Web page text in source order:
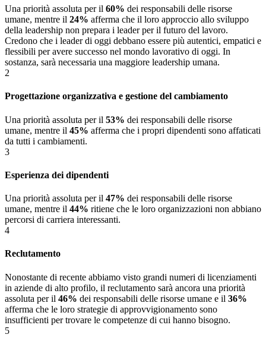
Una priorità assoluta per il 60% dei responsabili delle risorse
umane, mentre il 24% afferma che il loro approccio allo sviluppo
della leadership non prepara i leader per il futuro del lavoro.
Credono che i leader di oggi debbano essere più autentici, empatici e
flessibili per avere successo nel mondo lavorativo di oggi. In
sostanza, sarà necessaria una maggiore leadership umana.
2
Progettazione organizzativa e gestione del cambiamento
Una priorità assoluta per il 53% dei responsabili delle risorse
umane, mentre il 45% afferma che i propri dipendenti sono affaticati
da tutti i cambiamenti.
3
Esperienza dei dipendenti
Una priorità assoluta per il 47% dei responsabili delle risorse
umane, mentre il 44% ritiene che le loro organizzazioni non abbiano
percorsi di carriera interessanti.
4
Reclutamento
Nonostante di recente abbiamo visto grandi numeri di licenziamenti
in aziende di alto profilo, il reclutamento sarà ancora una priorità
assoluta per il 46% dei responsabili delle risorse umane e il 36%
afferma che le loro strategie di approvvigionamento sono
insufficienti per trovare le competenze di cui hanno bisogno.
5